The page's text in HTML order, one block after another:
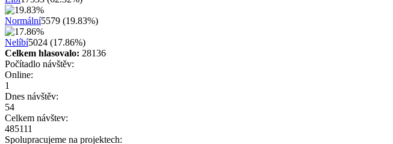
Normální5579 (19.83%)
Nelíbí5024 (17.86%)
Celkem hlasovalo: 28136
Počítadlo návštěv:
Online:
1
Dnes návštěv:
54
Celkem návštev:
485111
Spolupracujeme na projektech: